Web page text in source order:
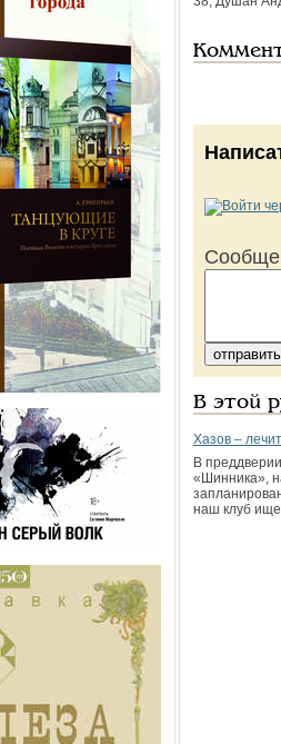
В этой
Хазов –
В
«Шинника»,
наш клуб